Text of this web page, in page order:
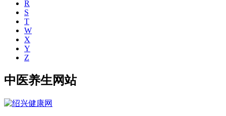
R
S
T
W
X
Y
Z
中医养生网站